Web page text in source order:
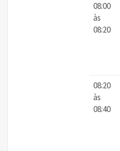
08:00
às
08:20
08:20
às
08:40